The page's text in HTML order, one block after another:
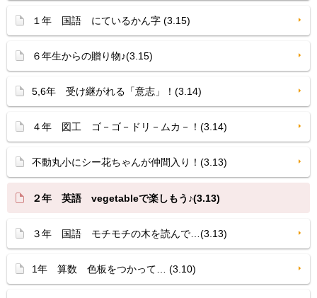
１年 国語 にているかん字 (3.15)
６年生からの贈り物♪(3.15)
5,6年 受け継がれる「意志」！(3.14)
４年 図工 ゴ－ゴ－ドリ－ムカ－！(3.14)
不動丸小にシー花ちゃんが仲間入り！(3.13)
２年 英語 vegetableで楽しもう♪(3.13)
３年 国語 モチモチの木を読んで…(3.13)
1年 算数 色板をつかって… (3.10)